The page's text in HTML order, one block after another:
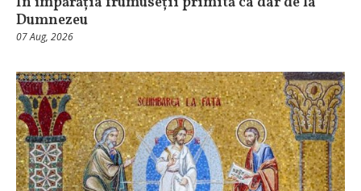
Dumnezeu
07 Aug, 2026